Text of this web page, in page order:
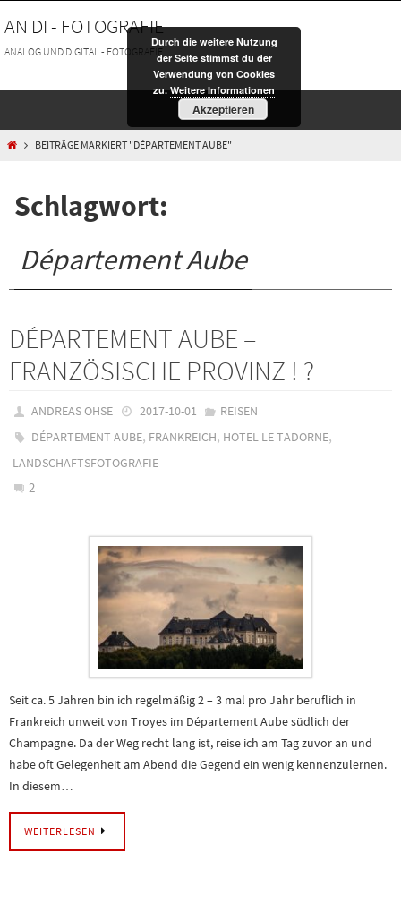
Inhalt
springen
AN DI - FOTOGRAFIE
ANALOG UND DIGITAL - FOTOGRAFIE
HOMEBEITRÄGE MARKIERT "DÉPARTEMENT AUBE"
Schlagwort:
Département Aube
DÉPARTEMENT AUBE –
FRANZÖSISCHE PROVINZ ! ?
ANDREAS OHSE 2017-10-01
REISEN
DÉPARTEMENT AUBE, FRANKREICH, HOTEL LE TADORNE,
LANDSCHAFTSFOTOGRAFIE
2
Seit ca. 5 Jahren bin ich regelmäßig 2 – 3 mal pro Jahr beruflich in
Frankreich unweit von Troyes im Département Aube südlich der
Champagne. Da der Weg recht lang ist, reise ich am Tag zuvor an und
habe oft Gelegenheit am Abend die Gegend ein wenig kennenzulernen.
In diesem…
WEITERLESEN
Durch die weitere Nutzung
der Seite stimmst du der
Verwendung von Cookies
zu.Weitere Informationen
Akzeptieren